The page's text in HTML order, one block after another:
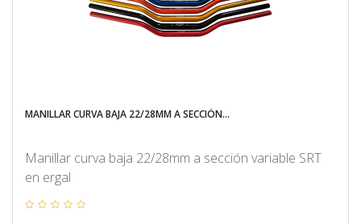
MANILLAR CURVA BAJA 22/28MM A SECCIÓN...
Manillar curva baja 22/28mm a sección variable SRT
en ergal